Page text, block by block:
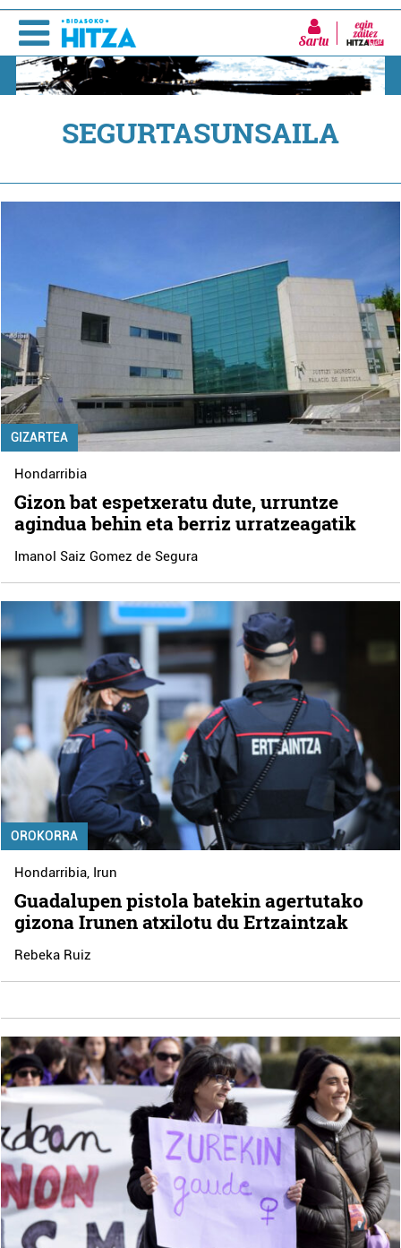
Sartu
SEGURTASUNSAILA
GIZARTEA
Hondarribia
Gizon bat espetxeratu dute, urruntze
agindua behin eta berriz urratzeagatik
Imanol Saiz Gomez de Segura
OROKORRA
Hondarribia, Irun
Guadalupen pistola batekin agertutako
gizona Irunen atxilotu du Ertzaintzak
Rebeka Ruiz